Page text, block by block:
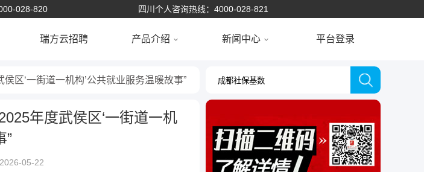
028-820 四川个人咨询热线：4000-028-821
瑞方云招聘 产品介绍 新闻中心 平台登录
区‘一街道一机构’公共就业服务温暖故事”
年度武侯区‘一街道一机
”
05-22